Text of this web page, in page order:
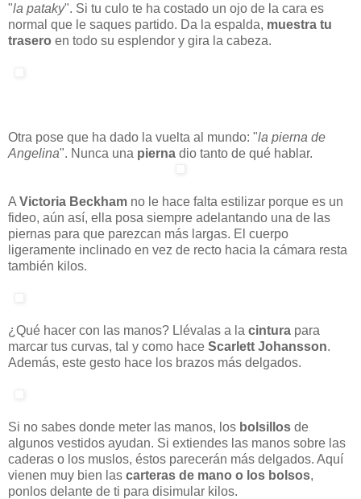
"la pataky". Si tu culo te ha costado un ojo de la cara es
normal que le saques partido. Da la espalda, muestra tu
trasero en todo su esplendor y gira la cabeza.
Otra pose que ha dado la vuelta al mundo: "la pierna de
Angelina". Nunca una pierna dio tanto de qué hablar.
A Victoria Beckham no le hace falta estilizar porque es un
fideo, aún así, ella posa siempre adelantando una de las
piernas para que parezcan más largas. El cuerpo
ligeramente inclinado en vez de recto hacia la cámara resta
también kilos.
¿Qué hacer con las manos? Llévalas a la cintura para
marcar tus curvas, tal y como hace Scarlett Johansson.
Además, este gesto hace los brazos más delgados.
Si no sabes donde meter las manos, los bolsillos de
algunos vestidos ayudan. Si extiendes las manos sobre las
caderas o los muslos, éstos parecerán más delgados. Aquí
vienen muy bien las carteras de mano o los bolsos,
ponlos delante de ti para disimular kilos.